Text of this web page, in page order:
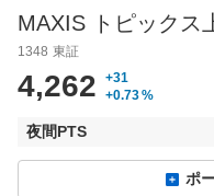
MAXIS トピックス
1348 東証
4,262
+31
+0.73%
夜間PTS
ポ